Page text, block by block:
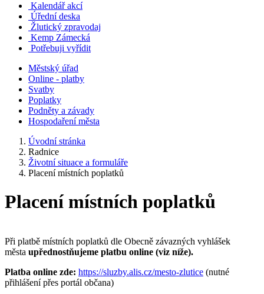
Kalendář akcí
Úřední deska
Žlutický zpravodaj
Kemp Zámecká
Potřebuji vyřídit
Městský úřad
Online - platby
Svatby
Poplatky
Podněty a závady
Hospodaření města
Úvodní stránka
Radnice
Životní situace a formuláře
Placení místních poplatků
Placení místních poplatků
Při platbě místních poplatků dle Obecně závazných vyhlášek
města upřednostňujeme platbu online (viz níže).
Platba online zde: https://sluzby.alis.cz/mesto-zlutice (nutné
přihlášení přes portál občana)